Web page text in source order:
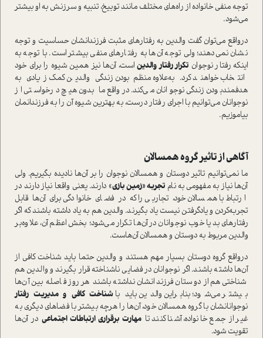
توجه منفي خانواده از راه‌هاي مختلف مانند توبيخ، تنبيه و سرزنش به او بيشتر
مي‌شود.
درواقع مي‌توان گفت والدين به رفتارهاي مثبت فرزندانشان حساسيت و توجه
نشان نمي‌دهند؛ ولي توجه آن‌ها به رفتارهاي منفي بيشتر است. با توجه به
اينكه رفتار نوجوان تكرار رفتار والديناست، آن‌ها نيز همين شيوه را براي خود
انتخاب خواهند كرد. به‌علاوه منظم‌بودن زندگي والدين كمك زيادي به
هدفمند‌بودن زندگي نوجوانان مي‌كند. درواقع ما بدون هيچ درخواستي از
نوجوانان مي‌توانيم با اجراي رفتار درست، به بهترين شيوه آن را به فرزندانمان
بياموزيم.
آگاهي از تاثير گروه همسالان
ما نمي‌توانيم تاثير دوستان و همسالان نوجوان را بر آن‌ها ناديده بگيريم. ولي
آن‌ها نياز به مفهومي به نام تجربه «زمين بازي» دارند. يعني واقعا نياز دارند در
ارتباط با همسالان خود، تجاربي را كه در فضاي خانوادگي براي آن‌ها قابل
تجربه‌كردن و يادگرفتن نيست ياد بگيرند. والدين هم به ياد داشته باشند كه اگر
رفتارهاي بد يا خوب نوجوانان در آن‌ها تكرار مي‌شود؛ بخش اعظم آن، علاوه‌بر
والدين مربوط به دوستان و همسالان آن‌هاست.
درواقع گروه دوستان بسيار مهم هستند و والدين حتما بايد شناخت كافي از
آن‌ها داشته باشند. اگر نوجوانان در فضايي ناشناخته قرار بگيرند و والدين هم‌
شناختي هم از دوستان فرزندانشان نداشته باشند هر روز فاصله بين آن‌ها
بيشتر مي‌شود؛ بنابراين والدين بايد باشناخت كافي و مديريت رفتار
نوجوانانشان با گروه همسالان خود، آن‌ها را هرچه بيشتر با فضاهاي ديگري به
غير از جمع خانواده، آشنا كنند تامهارت برقراری ارتباطات اجتماعي در آن‌ها
تقويت شود.